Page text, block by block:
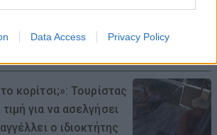
Data Access Privacy Policy
εκατ. € για το
κορίτσι;»: Τουρίστας
για να ασελγήσει
ο ιδιοκτήτης